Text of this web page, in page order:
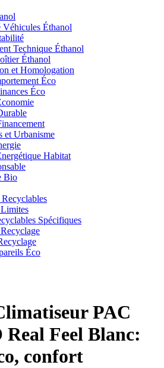
Éthanol
Technique Éthanol
Éthanol
et Homologation
Éco
Éco
et Urbanisme
Habitat
Bio
Spécifiques
Éco
PAC
Feel Blanc:
confort